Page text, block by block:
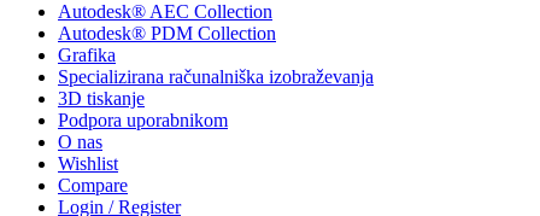
Autodesk® AEC Collection
Autodesk® PDM Collection
Grafika
Specializirana računalniška izobraževanja
3D tiskanje
Podpora uporabnikom
O nas
Wishlist
Compare
Login / Register